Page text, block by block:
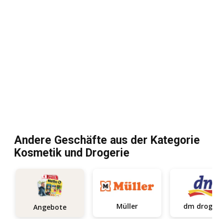
Andere Geschäfte aus der Kategorie
Kosmetik und Drogerie
Angebote Müller